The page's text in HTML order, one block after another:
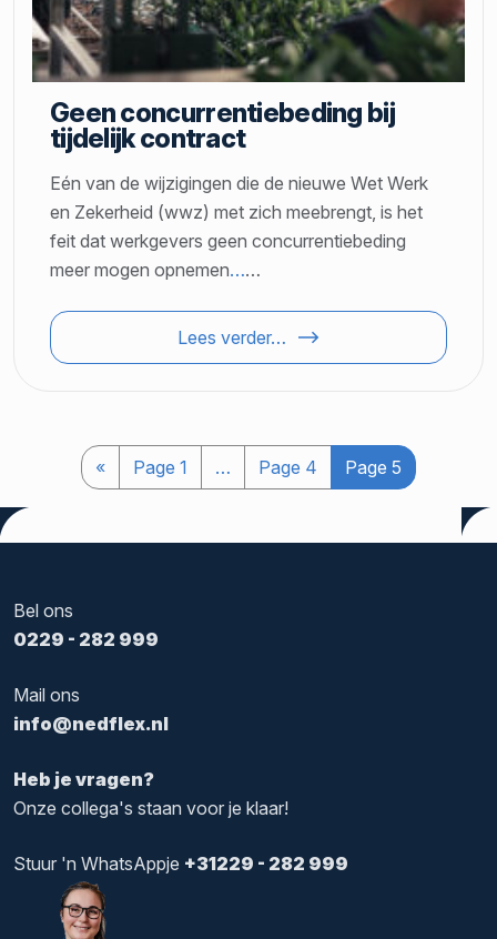
Geen concurrentiebeding bij
tijdelijk contract
Eén van de wijzigingen die de nieuwe Wet Werk
en Zekerheid (wwz) met zich meebrengt, is het
feit dat werkgevers geen concurrentiebeding
meer mogen opnemen……
Lees verder…
« Page 1 … Page 4 Page 5
Heb je vragen?
Onze collega's staan voor je klaar!
Bel ons
0229 - 282 999
Mail ons
info@nedflex.nl
Stuur 'n WhatsAppje +31229 - 282 999